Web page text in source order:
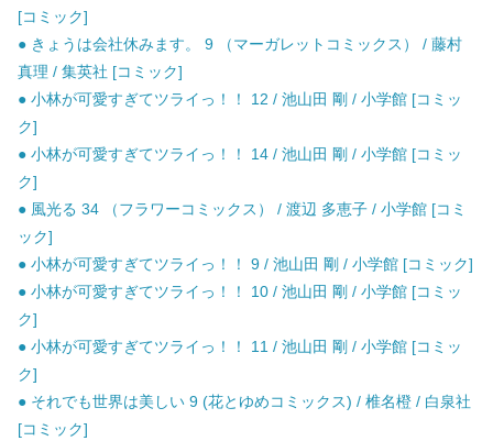
[コミック]
● きょうは会社休みます。 9 （マーガレットコミックス） / 藤村
真理 / 集英社 [コミック]
● 小林が可愛すぎてツライっ！！ 12 / 池山田 剛 / 小学館 [コミッ
ク]
● 小林が可愛すぎてツライっ！！ 14 / 池山田 剛 / 小学館 [コミッ
ク]
● 風光る 34 （フラワーコミックス） / 渡辺 多恵子 / 小学館 [コミ
ック]
● 小林が可愛すぎてツライっ！！ 9 / 池山田 剛 / 小学館 [コミック]
● 小林が可愛すぎてツライっ！！ 10 / 池山田 剛 / 小学館 [コミッ
ク]
● 小林が可愛すぎてツライっ！！ 11 / 池山田 剛 / 小学館 [コミッ
ク]
● それでも世界は美しい 9 (花とゆめコミックス) / 椎名橙 / 白泉社
[コミック]